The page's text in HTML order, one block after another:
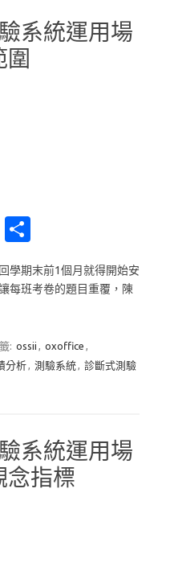
系統運用場
圍
Bl
學期末前1個月就得開始安
每班考卷的題目重覆，陳
: ossii , oxoffice ,
分析, 測驗系統, 診斷式測驗
系統運用場
念指標